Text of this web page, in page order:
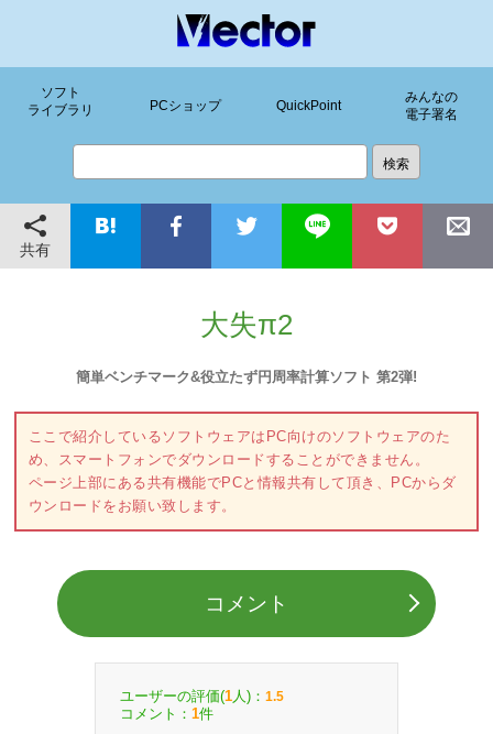
ソフト
ライブラリ
PCショップ QuickPoint
みんなの
電子署名
共有
大失π2
簡単ベンチマーク&役立たず円周率計算ソフト 第2弾!
ここで紹介しているソフトウェアはPC向けのソフトウェアのた
め、スマートフォンでダウンロードすることができません。
ページ上部にある共有機能でPCと情報共有して頂き、PCからダ
ウンロードをお願い致します。
コメント
ユーザーの評価(1 人)： 1.5
コメント： 1件